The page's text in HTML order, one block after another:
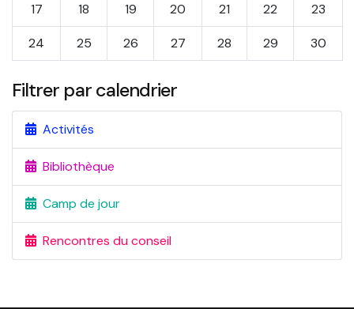
17 18 19 20 21 22 23
24 25 26 27 28 29 30
Filtrer par calendrier
Activités
Bibliothèque
Camp de jour
Rencontres du conseil